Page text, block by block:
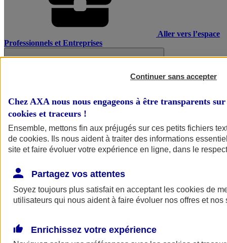
Aller vers l’espace
Professionnels et Entreprises
Continuer sans accepter
Chez AXA nous nous engageons à être transparents
cookies et traceurs !
Ensemble, mettons fin aux préjugés sur ces petits fichiers
de cookies. Ils nous aident à traiter des informations
site et faire évoluer votre expérience en ligne, dans le
Partagez vos attentes
Soyez toujours plus satisfait en acceptant les cookies de
utilisateurs qui nous aident à faire évoluer nos offres et nos
Enrichissez votre expérience